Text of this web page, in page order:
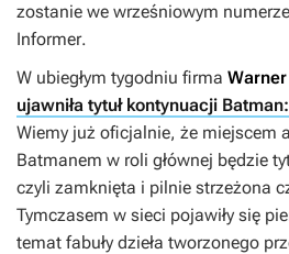
zostanie we wrześniowym
Informer.
W ubiegłym tygodniu firma
ujawniła tytuł kontynuacji
Wiemy już oficjalnie, że miejscem
Batmanem w roli głównej będzie
czyli zamknięta i pilnie strzeżona
Tymczasem w sieci pojawiły się
temat fabuły dzieła tworzonego